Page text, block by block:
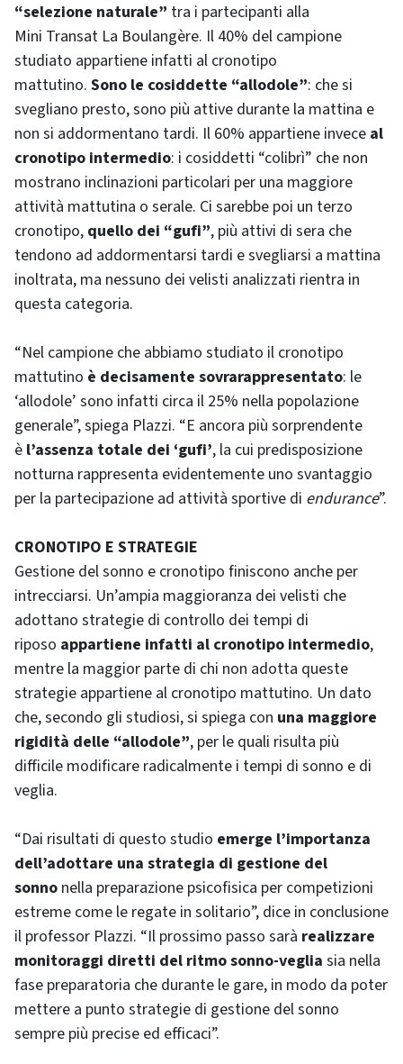
“selezione naturale” tra i partecipanti alla
Mini Transat La Boulangère. Il 40% del campione
studiato appartiene infatti al cronotipo
mattutino. Sono le cosiddette “allodole”: che si
svegliano presto, sono più attive durante la mattina e
non si addormentano tardi. Il 60% appartiene invece al
cronotipo intermedio: i cosiddetti “colibrì” che non
mostrano inclinazioni particolari per una maggiore
attività mattutina o serale. Ci sarebbe poi un terzo
cronotipo, quello dei “gufi”, più attivi di sera che
tendono ad addormentarsi tardi e svegliarsi a mattina
inoltrata, ma nessuno dei velisti analizzati rientra in
questa categoria.
“Nel campione che abbiamo studiato il cronotipo
mattutino è decisamente sovrarappresentato: le
‘allodole’ sono infatti circa il 25% nella popolazione
generale”, spiega Plazzi. “E ancora più sorprendente
è l’assenza totale dei ‘gufi’, la cui predisposizione
notturna rappresenta evidentemente uno svantaggio
per la partecipazione ad attività sportive di endurance”.
CRONOTIPO E STRATEGIE
Gestione del sonno e cronotipo finiscono anche per
intrecciarsi. Un’ampia maggioranza dei velisti che
adottano strategie di controllo dei tempi di
riposo appartiene infatti al cronotipo intermedio,
mentre la maggior parte di chi non adotta queste
strategie appartiene al cronotipo mattutino. Un dato
che, secondo gli studiosi, si spiega con una maggiore
rigidità delle “allodole”, per le quali risulta più
difficile modificare radicalmente i tempi di sonno e di
veglia.
“Dai risultati di questo studio emerge l’importanza
dell’adottare una strategia di gestione del
sonno nella preparazione psicofisica per competizioni
estreme come le regate in solitario”, dice in conclusione
il professor Plazzi. “Il prossimo passo sarà realizzare
monitoraggi diretti del ritmo sonno-veglia sia nella
fase preparatoria che durante le gare, in modo da poter
mettere a punto strategie di gestione del sonno
sempre più precise ed efficaci”.